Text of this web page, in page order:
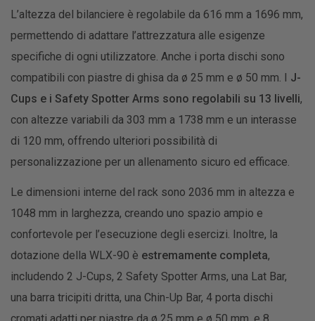
L’altezza del bilanciere è regolabile da 616 mm a 1696 mm,
permettendo di adattare l’attrezzatura alle esigenze
specifiche di ogni utilizzatore. Anche i porta dischi sono
compatibili con piastre di ghisa da ø 25 mm e ø 50 mm. I J-
Cups e i Safety Spotter Arms sono regolabili su 13 livelli,
con altezze variabili da 303 mm a 1738 mm e un interasse
di 120 mm, offrendo ulteriori possibilità di
personalizzazione per un allenamento sicuro ed efficace.
Le dimensioni interne del rack sono 2036 mm in altezza e
1048 mm in larghezza, creando uno spazio ampio e
confortevole per l’esecuzione degli esercizi. Inoltre, la
dotazione della WLX-90 è estremamente completa,
includendo 2 J-Cups, 2 Safety Spotter Arms, una Lat Bar,
una barra tricipiti dritta, una Chin-Up Bar, 4 porta dischi
cromati adatti per piastre da ø 25 mm e ø 50 mm, e 8